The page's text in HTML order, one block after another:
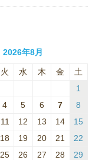
2026年8月
火 水 木 金
土
1
4 5 6 7
8
11 12 13 14
15
18 19 20 21
22
25 26 27 28
29